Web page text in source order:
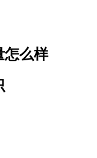
怎么样